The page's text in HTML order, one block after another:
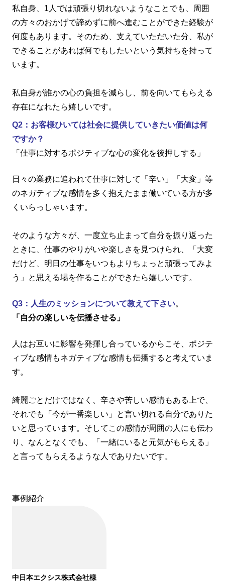
私自身、1人では頑張り切れないようなことでも、周囲
の方々のおかげで諦めずに前へ進むことができた経験が
何度もあります。そのため、支えていただいた分、私が
できることがあれば何でもしたいという気持ちを持って
います。
私自身が誰かの心の負担を減らし、前を向いてもらえる
存在になれたら嬉しいです。
Q2：お客様ひいては社会に提供していきたい価値は何
ですか？
「仕事に対するポジティブな心の変化を後押しする」
日々の業務に追われて仕事に対して「辛い」「大変」等
のネガティブな感情を多く抱えたまま働いている方が多
くいらっしゃいます。
そのような方々が、一度立ち止まって自分を振り返った
ときに、仕事のやりがいや楽しさを見つけられ、「大変
だけど、明日の仕事をいつもよりちょっと頑張ってみよ
う」と思える場を作ることができたら嬉しいです。
Q3：人生のミッションについて教えて下さい。
「自分の楽しいを伝播させる」
人はお互いに影響を発揮し合っているからこそ、ポジテ
ィブな感情もネガティブな感情も伝播すると考えていま
す。
綺麗ごとだけではなく、辛さや苦しい感情もある上で、
それでも「今が一番楽しい」と言い切れる自分でありた
いと思っています。そしてこの感情が周囲の人にも伝わ
り、なんとなくでも、「一緒にいると元気がもらえる」
と言ってもらえるような人でありたいです。
事例紹介
中日本エクシス株式会社様